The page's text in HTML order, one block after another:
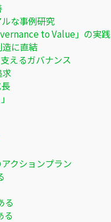
な事例研究
to Value」の実践
に直結
えるガバナンス
クションプラン
る
る